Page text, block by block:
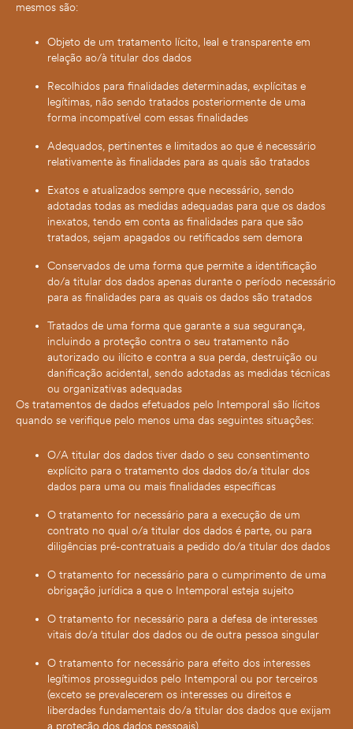
mesmos são:
Objeto de um tratamento lícito, leal e transparente em
relação ao/à titular dos dados
Recolhidos para finalidades determinadas, explícitas e
legítimas, não sendo tratados posteriormente de uma
forma incompatível com essas finalidades
Adequados, pertinentes e limitados ao que é necessário
relativamente às finalidades para as quais são tratados
Exatos e atualizados sempre que necessário, sendo
adotadas todas as medidas adequadas para que os dados
inexatos, tendo em conta as finalidades para que são
tratados, sejam apagados ou retificados sem demora
Conservados de uma forma que permite a identificação
do/a titular dos dados apenas durante o período necessário
para as finalidades para as quais os dados são tratados
Tratados de uma forma que garante a sua segurança,
incluindo a proteção contra o seu tratamento não
autorizado ou ilícito e contra a sua perda, destruição ou
danificação acidental, sendo adotadas as medidas técnicas
ou organizativas adequadas
Os tratamentos de dados efetuados pelo Intemporal são lícitos
quando se verifique pelo menos uma das seguintes situações:
O/A titular dos dados tiver dado o seu consentimento
explícito para o tratamento dos dados do/a titular dos
dados para uma ou mais finalidades específicas
O tratamento for necessário para a execução de um
contrato no qual o/a titular dos dados é parte, ou para
diligências pré-contratuais a pedido do/a titular dos dados
O tratamento for necessário para o cumprimento de uma
obrigação jurídica a que o Intemporal esteja sujeito
O tratamento for necessário para a defesa de interesses
vitais do/a titular dos dados ou de outra pessoa singular
O tratamento for necessário para efeito dos interesses
legítimos prosseguidos pelo Intemporal ou por terceiros
(exceto se prevalecerem os interesses ou direitos e
liberdades fundamentais do/a titular dos dados que exijam
a proteção dos dados pessoais)